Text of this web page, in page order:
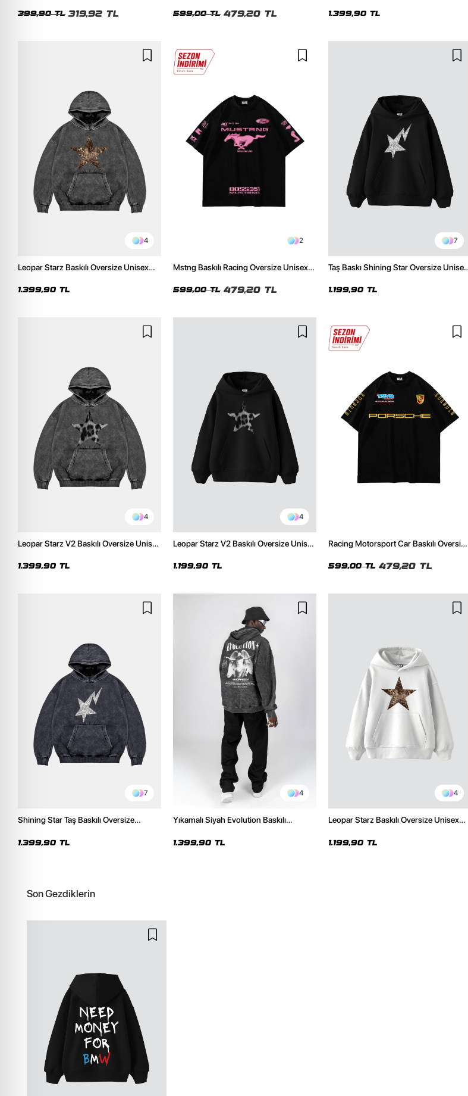
399,90 TL 319,92 TL 599,00 TL 479,20 TL 1.399,90 TL
4
Leopar Starz Baskılı Oversize Unisex
1.399,90 TL
2
Mstng Baskılı Racing Oversize Unisex
599,00 TL 479,20 TL
7
Taş Baskı Shining Star Oversize Unisex
1.199,90 TL
4
Leopar Starz V2 Baskılı Oversize Unisex
1.399,90 TL
4
Leopar Starz V2 Baskılı Oversize Unisex
1.199,90 TL
Racing Motorsport Car Baskılı Oversize
599,00 TL 479,20 TL
7
Shining Star Taş Baskılı Oversize
1.399,90 TL
4
Yıkamalı Siyah Evolution Baskılı
1.399,90 TL
4
Leopar Starz Baskılı Oversize Unisex
1.199,90 TL
Son Gezdiklerin